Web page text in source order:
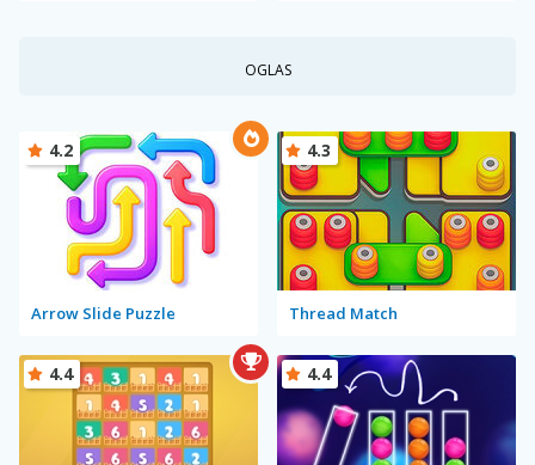
OGLAS
Arrow Slide Puzzle
4.2
Thread Match
4.3
4.4 4.4